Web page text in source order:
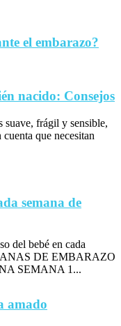
el embarazo?
nacido: Consejos
suave, frágil y sensible,
que necesitan
semana de
del bebé en cada
DE EMBARAZO
SEMANA 1...
amado